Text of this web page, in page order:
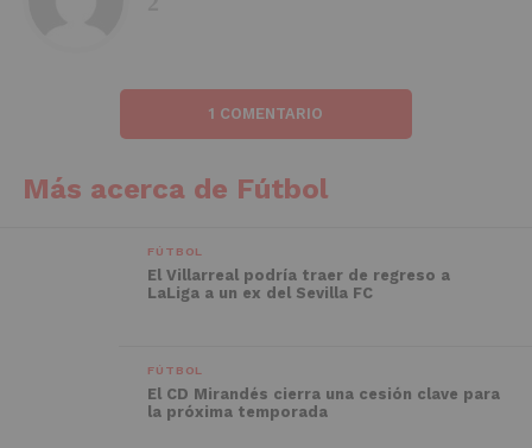
1 COMENTARIO
Más acerca de Fútbol
FÚTBOL
El Villarreal podría traer de regreso a
LaLiga a un ex del Sevilla FC
FÚTBOL
El CD Mirandés cierra una cesión clave para
la próxima temporada